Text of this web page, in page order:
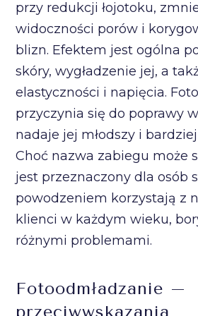
przy redukcji łojotoku,
widoczności porów i
blizn. Efektem jest ogólna
skóry, wygładzenie jej, a
elastyczności i napięcia.
przyczynia się do poprawy
nadaje jej młodszy i
Choć nazwa zabiegu może
jest przeznaczony dla osób
powodzeniem korzystają z
klienci w każdym wieku,
różnymi problemami.
Fotoodmładzanie –
przeciwwskazania